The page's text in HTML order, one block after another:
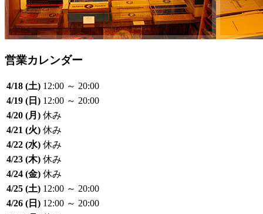
営業カレンダー
4/18 (土) 12:00 ～ 20:00
4/19 (日) 12:00 ～ 20:00
4/20 (月) 休み
4/21 (火) 休み
4/22 (水) 休み
4/23 (木) 休み
4/24 (金) 休み
4/25 (土) 12:00 ～ 20:00
4/26 (日) 12:00 ～ 20:00